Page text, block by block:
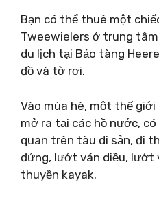
Bạn có thể thuê một
Tweewielers ở trung
du lịch tại Bảo tàng
đồ và tờ rơi.
Vào mùa hè, một thế
mở ra tại các hồ nước,
quan trên tàu di sản, đi
đứng, lướt ván diều, lướt
thuyền kayak.